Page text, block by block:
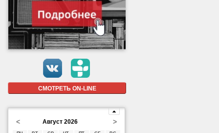
СМОТРЕТЬ ON-LINE
< >
Август 2026